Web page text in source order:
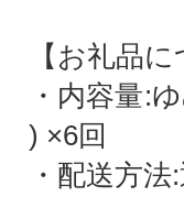
【お礼品に
・内容量:
) ×6回
・配送方法